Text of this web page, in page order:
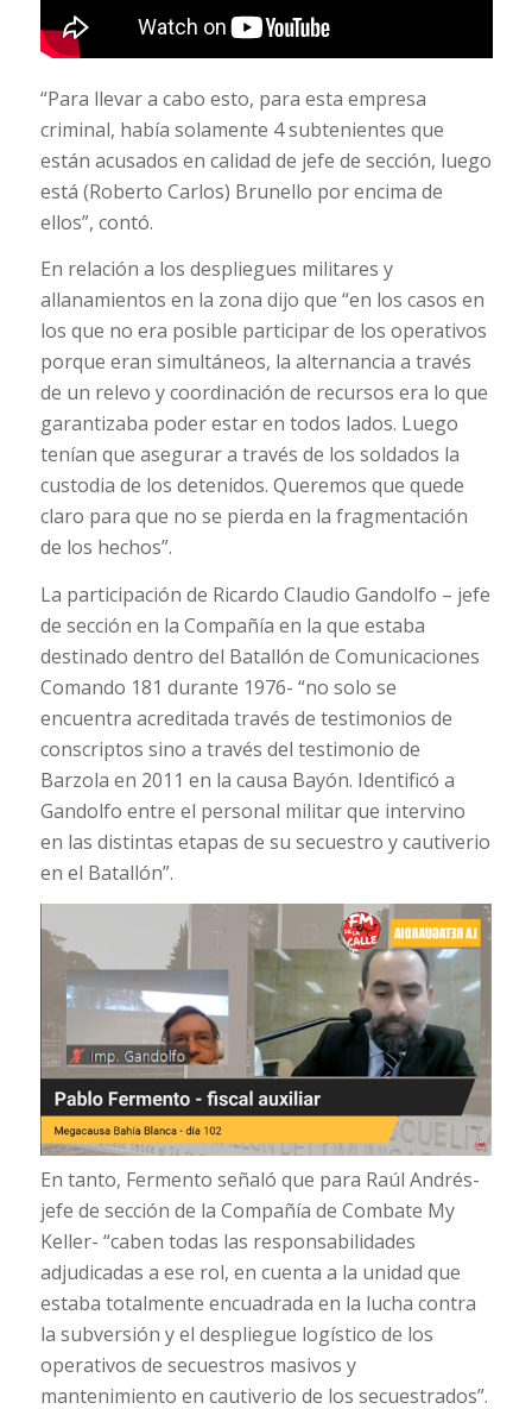
“Para llevar a cabo esto, para esta empresa
criminal, había solamente 4 subtenientes que
están acusados en calidad de jefe de sección, luego
está (Roberto Carlos) Brunello por encima de
ellos”, contó.
En relación a los despliegues militares y
allanamientos en la zona dijo que “en los casos en
los que no era posible participar de los operativos
porque eran simultáneos, la alternancia a través
de un relevo y coordinación de recursos era lo que
garantizaba poder estar en todos lados. Luego
tenían que asegurar a través de los soldados la
custodia de los detenidos. Queremos que quede
claro para que no se pierda en la fragmentación
de los hechos”.
La participación de Ricardo Claudio Gandolfo – jefe
de sección en la Compañía en la que estaba
destinado dentro del Batallón de Comunicaciones
Comando 181 durante 1976- “no solo se
encuentra acreditada través de testimonios de
conscriptos sino a través del testimonio de
Barzola en 2011 en la causa Bayón. Identificó a
Gandolfo entre el personal militar que intervino
en las distintas etapas de su secuestro y cautiverio
en el Batallón”.
En tanto, Fermento señaló que para Raúl Andrés-
jefe de sección de la Compañía de Combate My
Keller- “caben todas las responsabilidades
adjudicadas a ese rol, en cuenta a la unidad que
estaba totalmente encuadrada en la lucha contra
la subversión y el despliegue logístico de los
operativos de secuestros masivos y
mantenimiento en cautiverio de los secuestrados”.